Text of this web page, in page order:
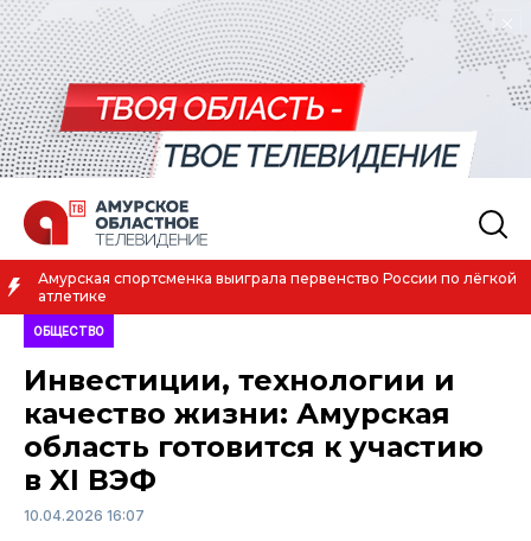
Амурская спортсменка выиграла первенство России по лёгкой
атлетике
ОБЩЕСТВО
Инвестиции, технологии и
качество жизни: Амурская
область готовится к участию
в XI ВЭФ
10.04.2026 16:07